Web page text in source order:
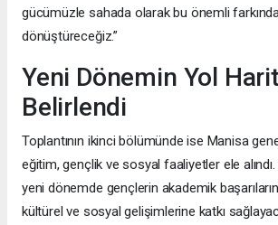
gücümüzle sahada olarak bu önemli
dönüştüreceğiz.”
Yeni Dönemin Yol
Belirlendi
Toplantının ikinci bölümünde ise Manisa
eğitim, gençlik ve sosyal faaliyetler ele
yeni dönemde gençlerin akademik
kültürel ve sosyal gelişimlerine katkı